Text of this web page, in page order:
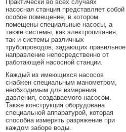
Практически во всех случаях
насосная станция представляет собой
особое помещение, в котором
помещены специальные насосы, а
также системы, как электропитания,
так и системы различных
трубопроводов, задающих правильное
направление непосредственно от
работающей насосной станции.
Каждый из имеющихся насосов
снабжен специальным манометром,
необходимым для измерения
давления, создаваемого насосом.
Также конструкция оборудована
специальной аппаратурой, которая
способна измерять разряжение при
каждом заборе воды.